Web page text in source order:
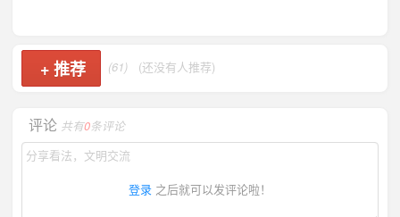
+推荐 (61) (还没有人推荐)
评论 共有0条评论
登录 之后就可以发评论啦！